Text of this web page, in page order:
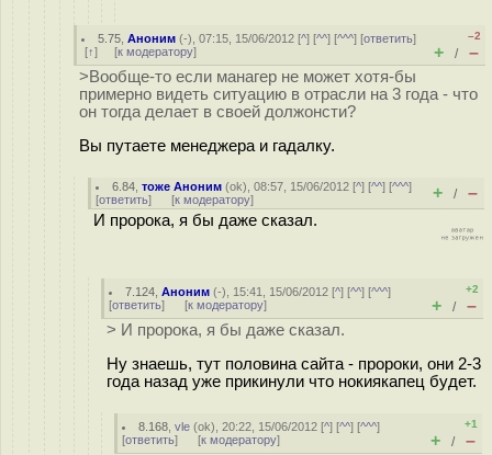
5.75 ,Аноним (-), 07:15, 15/06/2012 [^] [^^] [^^^] [ответить]
[↑] [к модератору]
–2
+ / –
>Вообще-то если манагер не может хотя-бы
примерно видеть ситуацию в отрасли на 3 года - что
он тогда делает в своей должонсти?
Вы путаете менеджера и гадалку.
6.84 ,тоже Аноним (ok), 08:57, 15/06/2012 [^] [^^] [^^^]
[ответить] [к модератору] + / –
И пророка, я бы даже сказал.
7.124 ,Аноним (-), 15:41, 15/06/2012 [^] [^^] [^^^]
[ответить] [к модератору]
+2
+ / –
> И пророка, я бы даже сказал.
Ну знаешь, тут половина сайта - пророки, они 2-3
года назад уже прикинули что нокиякапец будет.
8.168 ,vle (ok), 20:22, 15/06/2012 [^] [^^] [^^^]
[ответить] [к модератору]
+1
+ / –